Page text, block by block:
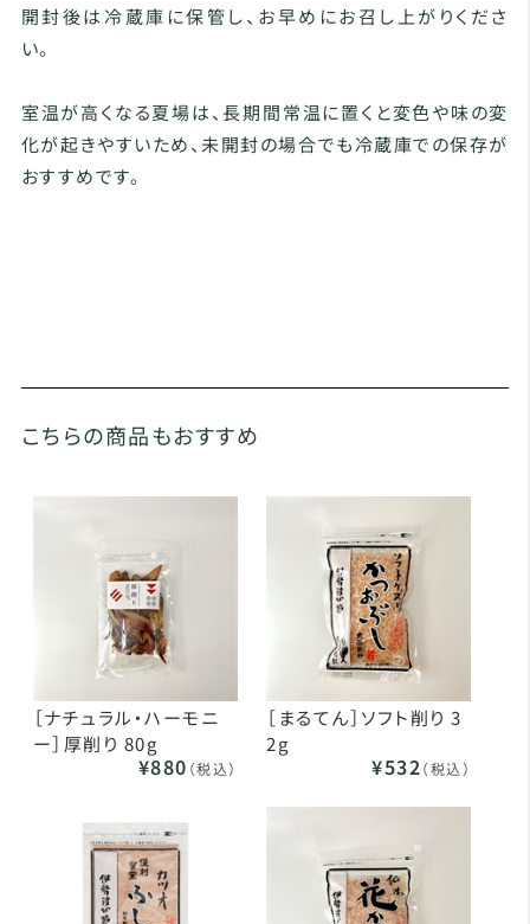
開封後は冷蔵庫に保管し、お早めにお召し上がりくださ
い。
室温が高くなる夏場は、長期間常温に置くと変色や味の変
化が起きやすいため、未開封の場合でも冷蔵庫での保存が
おすすめです。
こちらの商品もおすすめ
［ナチュラル・ハーモニ
ー］厚削り 80g
¥880 （税込）
［まるてん］ソフト削り 3
2g
¥532（税込）